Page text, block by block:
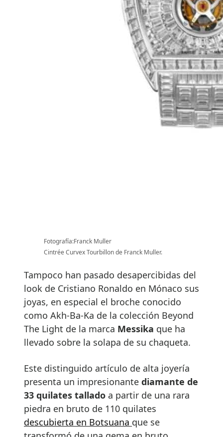
Fotografía:Franck Muller
Cintrée Curvex Tourbillon de Franck Muller.
Tampoco han pasado desapercibidas del
look de Cristiano Ronaldo en Mónaco sus
joyas, en especial el broche conocido
como Akh-Ba-Ka de la colección Beyond
The Light de la marca Messika que ha
llevado sobre la solapa de su chaqueta.
Este distinguido artículo de alta joyería
presenta un impresionante diamante de
33 quilates tallado a partir de una rara
piedra en bruto de 110 quilates
descubierta en Botsuana que se